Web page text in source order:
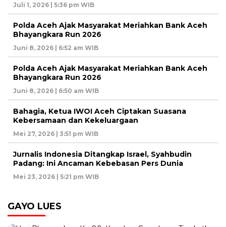
Juli 1, 2026 | 5:36 pm WIB
Polda Aceh Ajak Masyarakat Meriahkan Bank Aceh
Bhayangkara Run 2026
Juni 8, 2026 | 6:52 am WIB
Polda Aceh Ajak Masyarakat Meriahkan Bank Aceh
Bhayangkara Run 2026
Juni 8, 2026 | 6:50 am WIB
Bahagia, Ketua IWOI Aceh Ciptakan Suasana
Kebersamaan dan Kekeluargaan
Mei 27, 2026 | 3:51 pm WIB
Jurnalis Indonesia Ditangkap Israel, Syahbudin
Padang: Ini Ancaman Kebebasan Pers Dunia
Mei 23, 2026 | 5:21 pm WIB
GAYO LUES